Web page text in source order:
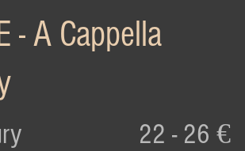
- A Cappella
22 - 26 €